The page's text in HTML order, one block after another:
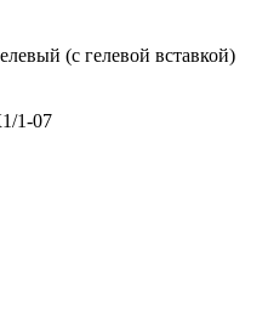
(с гелевой вставкой)
1-07